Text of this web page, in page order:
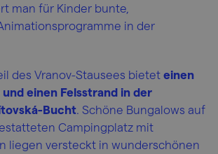
man für Kinder bunte,
in der
des Vranov-Stausees bietet einen
einen Felsstrand in der
Bucht. Schöne Bungalows auf
Campingplatz mit
liegen versteckt in wunderschönen